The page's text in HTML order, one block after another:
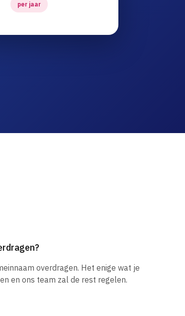
per jaar
overdragen. Het enige wat je
en ons team zal de rest regelen.